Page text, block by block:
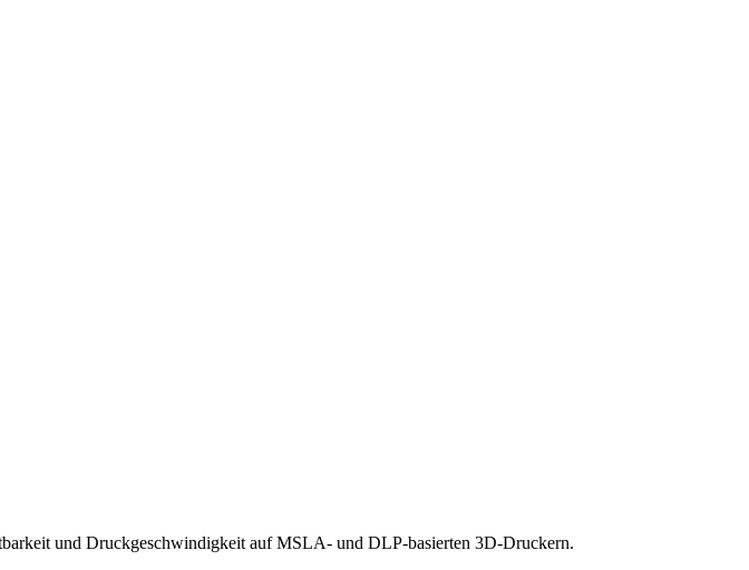
und Druckgeschwindigkeit auf MSLA- und DLP-basierten 3D-Druckern.